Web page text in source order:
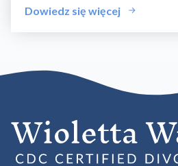
Dowiedz się więcej